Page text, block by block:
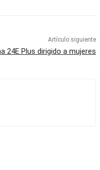
Artículo siguiente
24E Plus dirigido a mujeres